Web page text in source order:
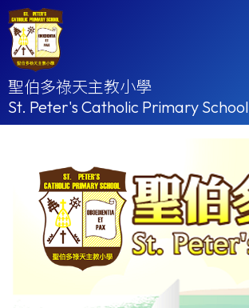
聖伯多祿天主教小學
St. Peter's Catholic Primary School